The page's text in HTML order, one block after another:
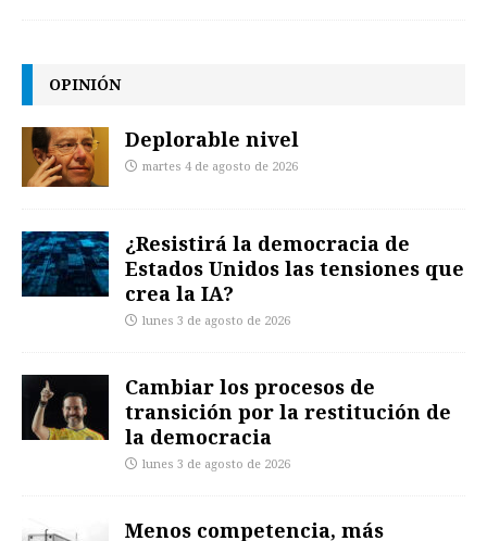
OPINIÓN
Deplorable nivel
martes 4 de agosto de 2026
¿Resistirá la democracia de
Estados Unidos las tensiones que
crea la IA?
lunes 3 de agosto de 2026
Cambiar los procesos de
transición por la restitución de
la democracia
lunes 3 de agosto de 2026
Menos competencia, más